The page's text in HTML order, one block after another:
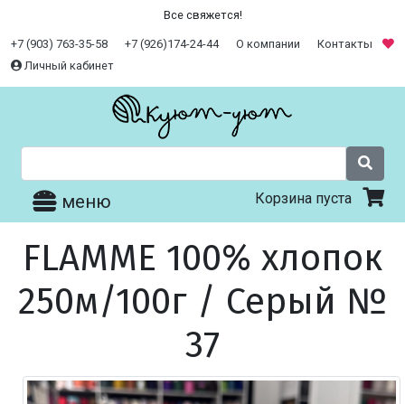
Все свяжется!
+7 (903) 763-35-58 +7 (926)174-24-44 О компании
Контакты
Личный кабинет
меню Корзина пуста
FLAMME 100% хлопок
250м/100г / Серый №
37